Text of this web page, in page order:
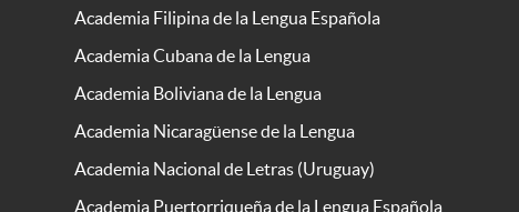
Academia Filipina de la Lengua Española
Academia Cubana de la Lengua
Academia Boliviana de la Lengua
Academia Nicaragüense de la Lengua
Academia Nacional de Letras (Uruguay)
Academia Puertorriqueña de la Lengua Española